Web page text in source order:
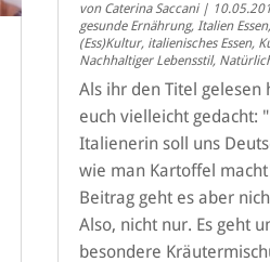
von Caterina Saccani|
gesunde Ernährung, Italien Essen,
(Ess)Kultur, italienisches Essen,
Nachhaltiger Lebensstil,
Als ihr den Titel gelesen
euch vielleicht gedacht:
Italienerin soll uns
wie man Kartoffel
Beitrag geht es aber
Also, nicht nur. Es geht
besondere